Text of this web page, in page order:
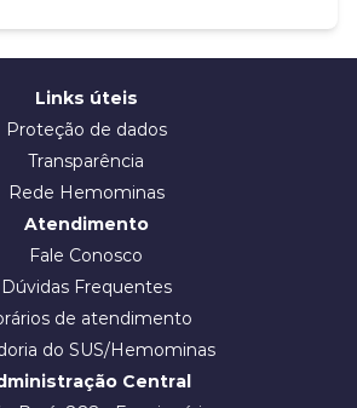
Links úteis
Proteção de dados
Transparência
Rede Hemominas
Atendimento
Fale Conosco
Dúvidas Frequentes
de atendimento
do SUS/Hemominas
Central